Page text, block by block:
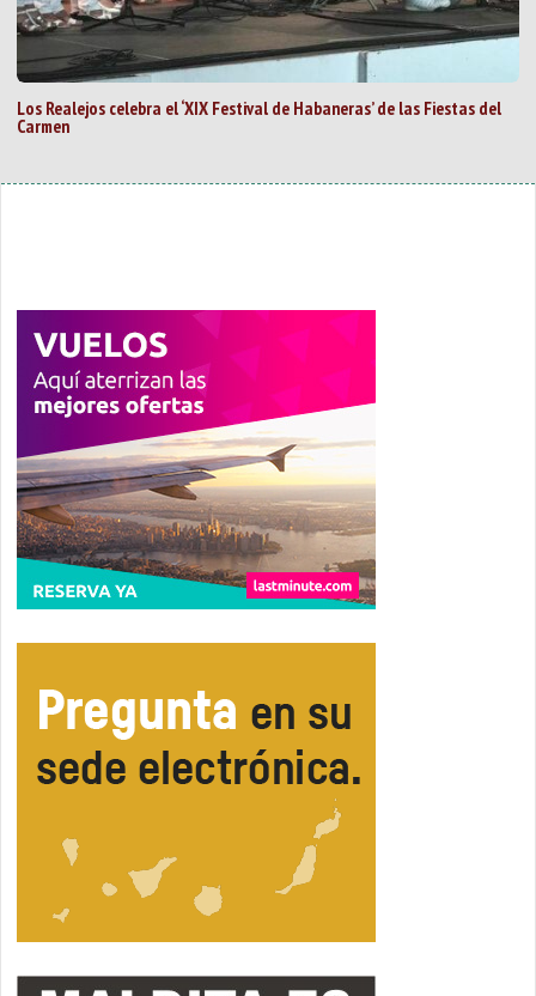
Los Realejos celebra el ‘XIX Festival de Habaneras’ de las Fiestas del
Carmen